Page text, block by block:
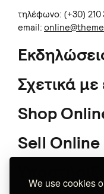
We use cookies
τηλέφωνο: (+30) 210
email:
Σχετικά
Shop
Sell Online